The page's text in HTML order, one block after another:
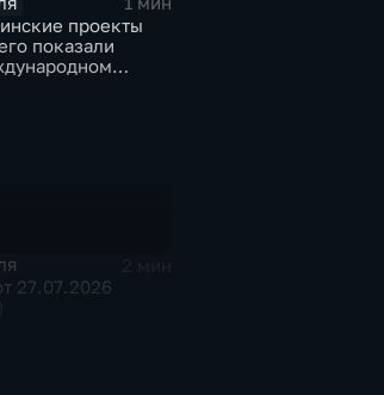
проекты
показали
27.07.2026